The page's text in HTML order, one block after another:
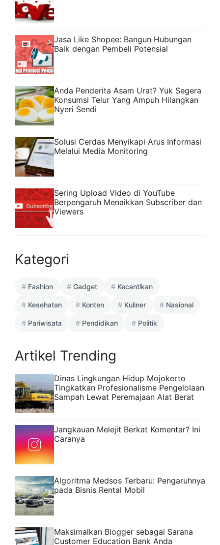
Jasa Like Shopee: Bangun Hubungan
Baik dengan Pembeli Potensial
Anda Penderita Asam Urat? Yuk Segera
Konsumsi Telur Yang Ampuh Hilangkan
Nyeri Sendi
Solusi Cerdas Menyikapi Arus Informasi
Melalui Media Monitoring
Sering Upload Video di YouTube
Berpengaruh Menaikkan Subscriber dan
Viewers
Kategori
Fashion Gadget Kecantikan
Kesehatan Konten Kuliner Nasional
Pariwisata Pendidikan Politik
Artikel Trending
Dinas Lingkungan Hidup Mojokerto
Tingkatkan Profesionalisme Pengelolaan
Sampah Lewat Peremajaan Alat Berat
Jangkauan Melejit Berkat Komentar? Ini
Caranya
Algoritma Medsos Terbaru: Pengaruhnya
pada Bisnis Rental Mobil
Maksimalkan Blogger sebagai Sarana
Customer Education Bank Anda